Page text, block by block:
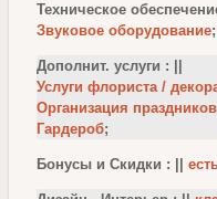
Техническое
Звуковое оборудование;
Дополнит. услуги : ||
Услуги флориста /
Организация праздников
Гардероб;
Бонусы и Скидки : ||